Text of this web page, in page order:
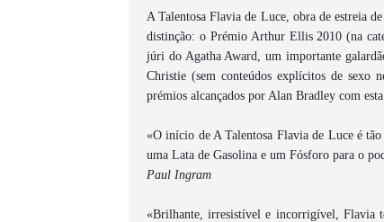
A Talentosa Flavia de Luce, obra de estreia
distinção: o Prémio Arthur Ellis 2010 (na
júri do Agatha Award, um importante
Christie (sem conteúdos explícitos de sexo
prémios alcançados por Alan Bradley com esta
«O início de A Talentosa Flavia de Luce é
uma Lata de Gasolina e um Fósforo para o
Paul Ingram
«Brilhante, irresistível e incorrigível, Flavia